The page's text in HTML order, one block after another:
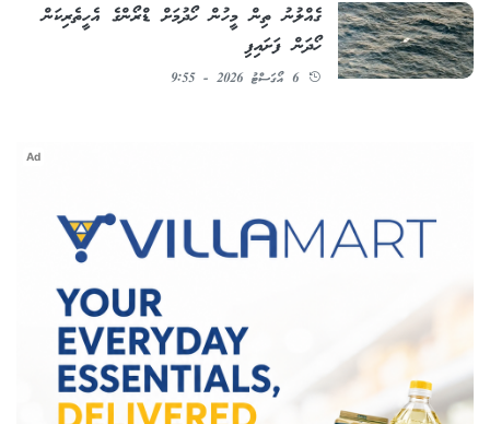
ގެއްލުނު ތިން މީހުން ހޯދުމަށް ޑްރޯންގެ އެހީތެރިކަން
ހޯދަން ފަށައިފި
6 އޯގަސްޓު 2026 - 9:55
Ad